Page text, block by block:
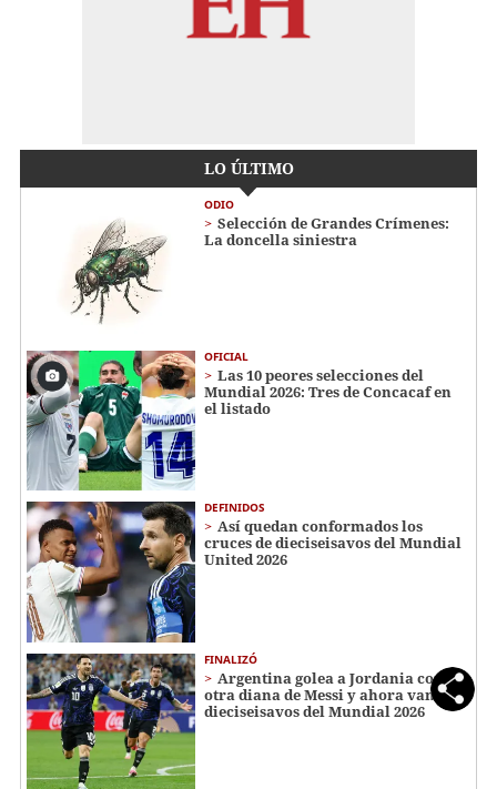
LO ÚLTIMO
ODIO
Selección de Grandes Crímenes:
La doncella siniestra
OFICIAL
Las 10 peores selecciones del
Mundial 2026: Tres de Concacaf en
el listado
DEFINIDOS
Así quedan conformados los
cruces de dieciseisavos del Mundial
United 2026
FINALIZÓ
Argentina golea a Jordania con
otra diana de Messi y ahora van a
dieciseisavos del Mundial 2026